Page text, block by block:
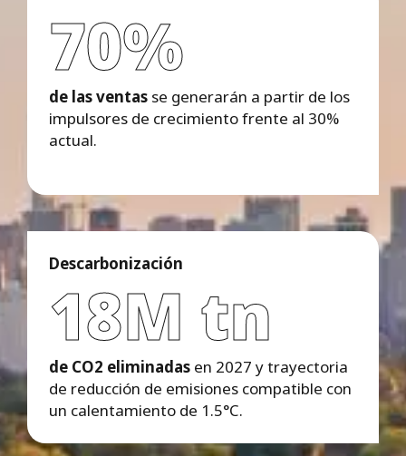
70%
de las ventas se generarán a partir de los
impulsores de crecimiento frente al 30%
actual.
Descarbonización
18M tn
de CO2 eliminadas en 2027 y trayectoria
de reducción de emisiones compatible con
un calentamiento de 1.5°C.